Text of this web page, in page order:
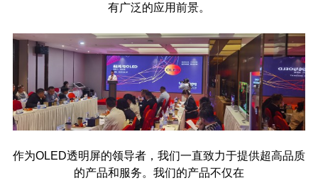
有广泛的应用前景。
作为OLED透明屏的领导者，我们一直致力于提供超高品质
的产品和服务。我们的产品不仅在